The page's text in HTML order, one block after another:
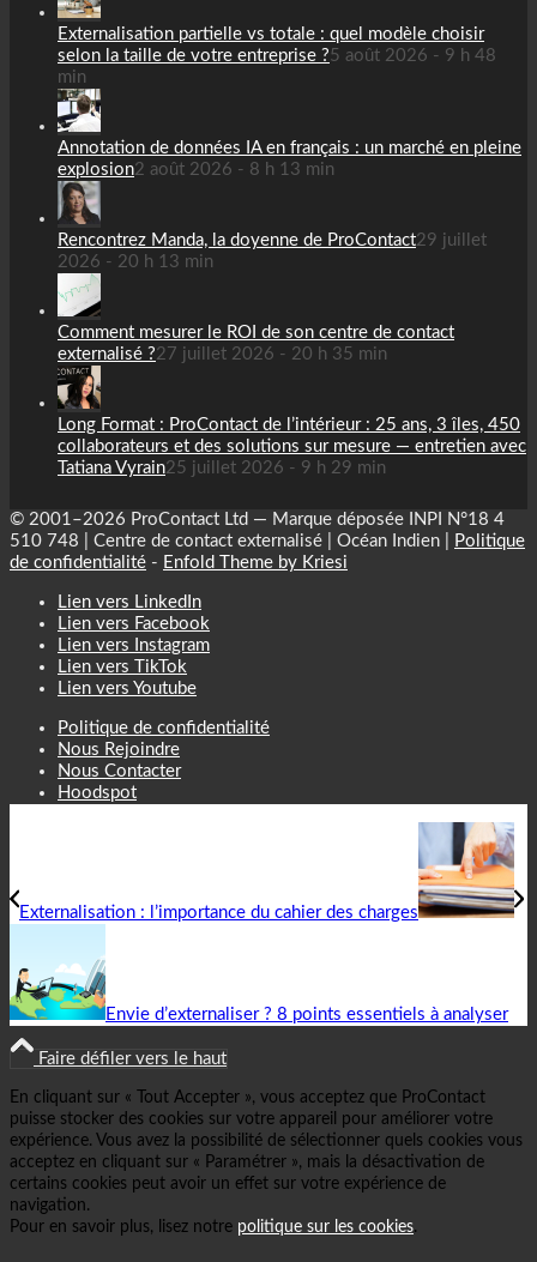
Externalisation partielle vs totale : quel modèle choisir
selon la taille de votre entreprise ?5 août 2026 - 9 h 48
min
Annotation de données IA en français : un marché en pleine
explosion2 août 2026 - 8 h 13 min
Rencontrez Manda, la doyenne de ProContact29 juillet
2026 - 20 h 13 min
Comment mesurer le ROI de son centre de contact
externalisé ?27 juillet 2026 - 20 h 35 min
Long Format : ProContact de l’intérieur : 25 ans, 3 îles, 450
collaborateurs et des solutions sur mesure — entretien avec
Tatiana Vyrain25 juillet 2026 - 9 h 29 min
© 2001–2026 ProContact Ltd — Marque déposée INPI N°18 4
510 748 | Centre de contact externalisé | Océan Indien |
Politique
de confidentialité - Enfold Theme by Kriesi
Lien vers LinkedIn
Lien vers Facebook
Lien vers Instagram
Lien vers TikTok
Lien vers Youtube
Politique de confidentialité
Nous Rejoindre
Nous Contacter
Hoodspot
Externalisation : l’importance du cahier des charges
Envie d’externaliser ? 8 points essentiels à analyser
Faire défiler vers le haut
En cliquant sur « Tout Accepter », vous acceptez que ProContact
puisse stocker des cookies sur votre appareil pour améliorer votre
expérience. Vous avez la possibilité de sélectionner quels cookies vous
acceptez en cliquant sur « Paramétrer », mais la désactivation de
certains cookies peut avoir un effet sur votre expérience de
navigation.
Pour en savoir plus, lisez notre politique sur les cookies.